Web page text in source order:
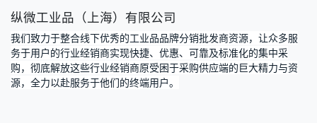
纵微工业品（上海）有限公司
我们致力于整合线下优秀的工业品品牌分销批发商资源，让众多服
务于用户的行业经销商实现快捷、优惠、可靠及标准化的集中采
购，彻底解放这些行业经销商原受困于采购供应端的巨大精力与资
源，全力以赴服务于他们的终端用户。